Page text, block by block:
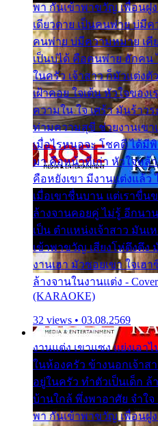
พา กันเข้าพาขวัญ เพื่อนฝู
เดียวดาย เป็นคนพ่าย บ่มีค
คนพ่าย บ่มีความหมาย เคีย
เป็นบ่ได้ คือคนพ่าย ฮักคน
ในครัว เจ้าสาว ก็มัวแต่งตั
เฝ้าคอย ใจเต้น หัวใจของ
ความใน ใจ เศร้า มันร้าว
ท่ามความสุขี ช่วยงานเขา
เมื่อไรหนอจะ โชคดี ได้มี
มา คือหน้าที่เก่า หัวใจหล้
คือหยังเขา มีงานแต่งแล้ว
เมื่อเขาชื่นบาน แต่เราขื่น
ล้างจานคอยคู่ ไม่รู้ อีกนา
เป็น ตำแหน่งเจ้าสาว มัน
เข้าพาขวัญ เสียงโห่ตึงตึง
งานเฮา มัวซอยเขา ใจเ
ล้างจานในงานแต่ง -
(KARAOKE)
32 views • 03.08.2569
งานแต่ง เขาแซง แย่งเอ
ในห้องครัว ข้างนอกเจ้าส
อยู่ในครัว ทำตัวเป็นเด็ก ล้
บ้านใกล้ พึ่งพาอาศัย จำใจ
พา กันเข้าพาขวัญ เพื่อนฝู